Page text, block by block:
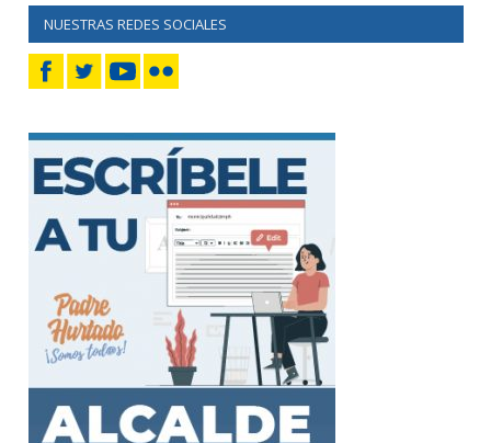
NUESTRAS REDES SOCIALES